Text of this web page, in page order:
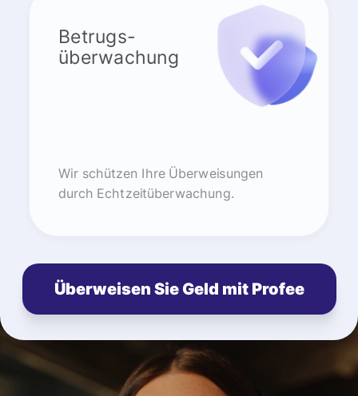
Betrugs-
überwachung
Wir schützen Ihre Überweisungen
durch Echtzeitüberwachung.
Überweisen Sie Geld mit Profee